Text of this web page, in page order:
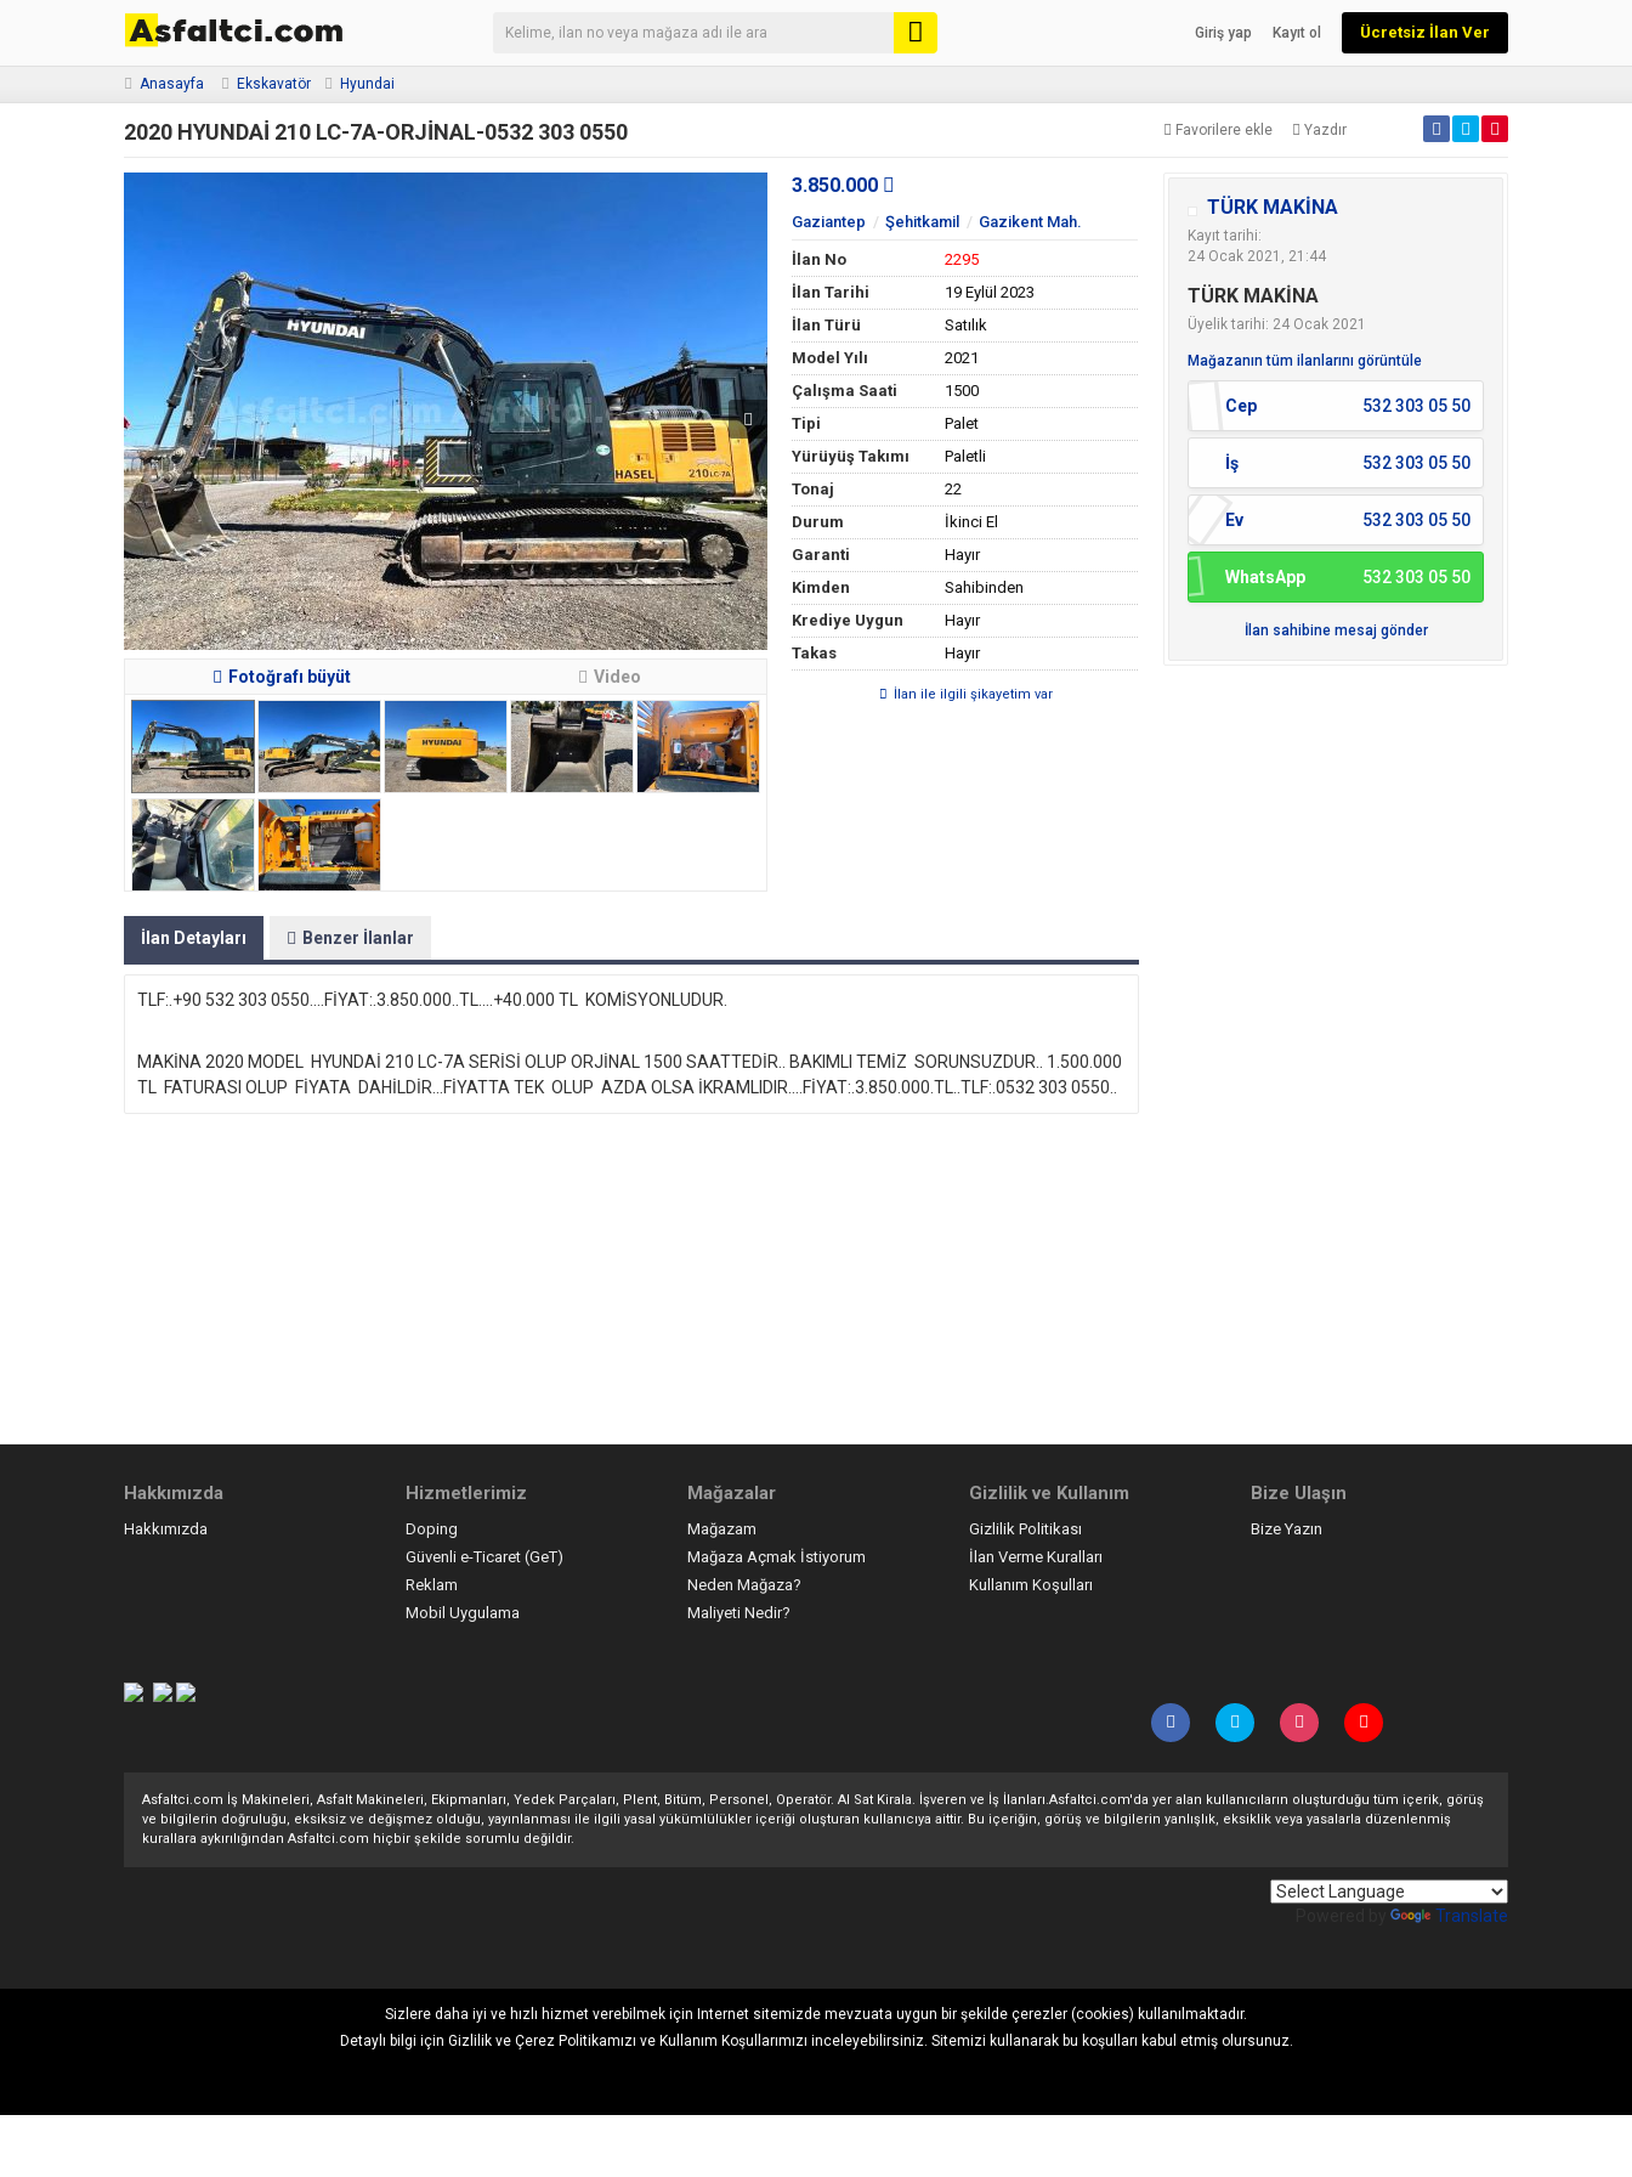
Giriş yap Kayıt ol Ücretsiz İlan Ver
Anasayfa Ekskavatör Hyundai
2020 HYUNDAİ 210 LC-7A-ORJİNAL-0532 303 0550 Favorilere ekle Yazdır
Fotoğrafı büyüt Video
3.850.000
Gaziantep Şehitkamil Gazikent Mah.
İlan No
2295
İlan Tarihi
19 Eylül 2023
İlan Türü
Satılık
Model Yılı
2021
Çalışma Saati
1500
Tipi
Palet
Yürüyüş Takımı
Paletli
Tonaj
22
Durum
İkinci El
Garanti
Hayır
Kimden
Sahibinden
Krediye Uygun
Hayır
Takas
Hayır
İlan ile ilgili şikayetim var
İlan Detayları Benzer İlanlar
TLF:.+90 532 303 0550....FİYAT:.3.850.000..TL....+40.000 TL KOMİSYONLUDUR.
MAKİNA 2020 MODEL HYUNDAİ 210 LC-7A SERİSİ OLUP ORJİNAL 1500 SAATTEDİR.. BAKIMLI TEMİZ SORUNSUZDUR.. 1.500.000
TL FATURASI OLUP FİYATA DAHİLDİR...FİYATTA TEK OLUP AZDA OLSA İKRAMLIDIR....FİYAT:.3.850.000.TL..TLF:.0532 303 0550..
TÜRK MAKİNA
Kayıt tarihi:
24 Ocak 2021, 21:44
TÜRK MAKİNA
Üyelik tarihi: 24 Ocak 2021
Mağazanın tüm ilanlarını görüntüle
Cep 532 303 05 50
İş 532 303 05 50
Ev 532 303 05 50
WhatsApp 532 303 05 50
İlan sahibine mesaj gönder
Hakkımızda
Hakkımızda
Hizmetlerimiz
Doping
Güvenli e-Ticaret (GeT)
Reklam
Mobil Uygulama
Mağazalar
Mağazam
Mağaza Açmak İstiyorum
Neden Mağaza?
Maliyeti Nedir?
Gizlilik ve Kullanım
Gizlilik Politikası
İlan Verme Kuralları
Kullanım Koşulları
Bize Ulaşın
Bize Yazın
Asfaltci.com İş Makineleri, Asfalt Makineleri, Ekipmanları, Yedek Parçaları, Plent, Bitüm, Personel, Operatör. Al Sat Kirala. İşveren ve İş İlanları.Asfaltci.com'da yer alan kullanıcıların oluşturduğu tüm içerik, görüş
ve bilgilerin doğruluğu, eksiksiz ve değişmez olduğu, yayınlanması ile ilgili yasal yükümlülükler içeriği oluşturan kullanıcıya aittir. Bu içeriğin, görüş ve bilgilerin yanlışlık, eksiklik veya yasalarla düzenlenmiş
kurallara aykırılığından Asfaltci.com hiçbir şekilde sorumlu değildir.
Translate
Sizlere daha iyi ve hızlı hizmet verebilmek için Internet sitemizde mevzuata uygun bir şekilde çerezler (cookies) kullanılmaktadır.
Detaylı bilgi için Gizlilik ve Çerez Politikamızı ve Kullanım Koşullarımızı inceleyebilirsiniz. Sitemizi kullanarak bu koşulları kabul etmiş olursunuz.